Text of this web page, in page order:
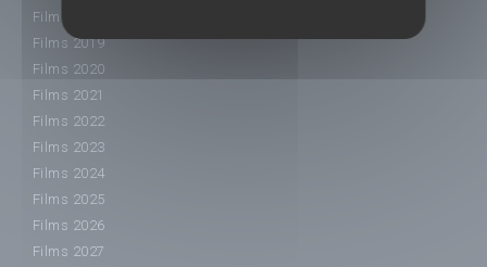
Films 2018
Films 2019
Films 2020
Films 2021
Films 2022
Films 2023
Films 2024
Films 2025
Films 2026
Films 2027